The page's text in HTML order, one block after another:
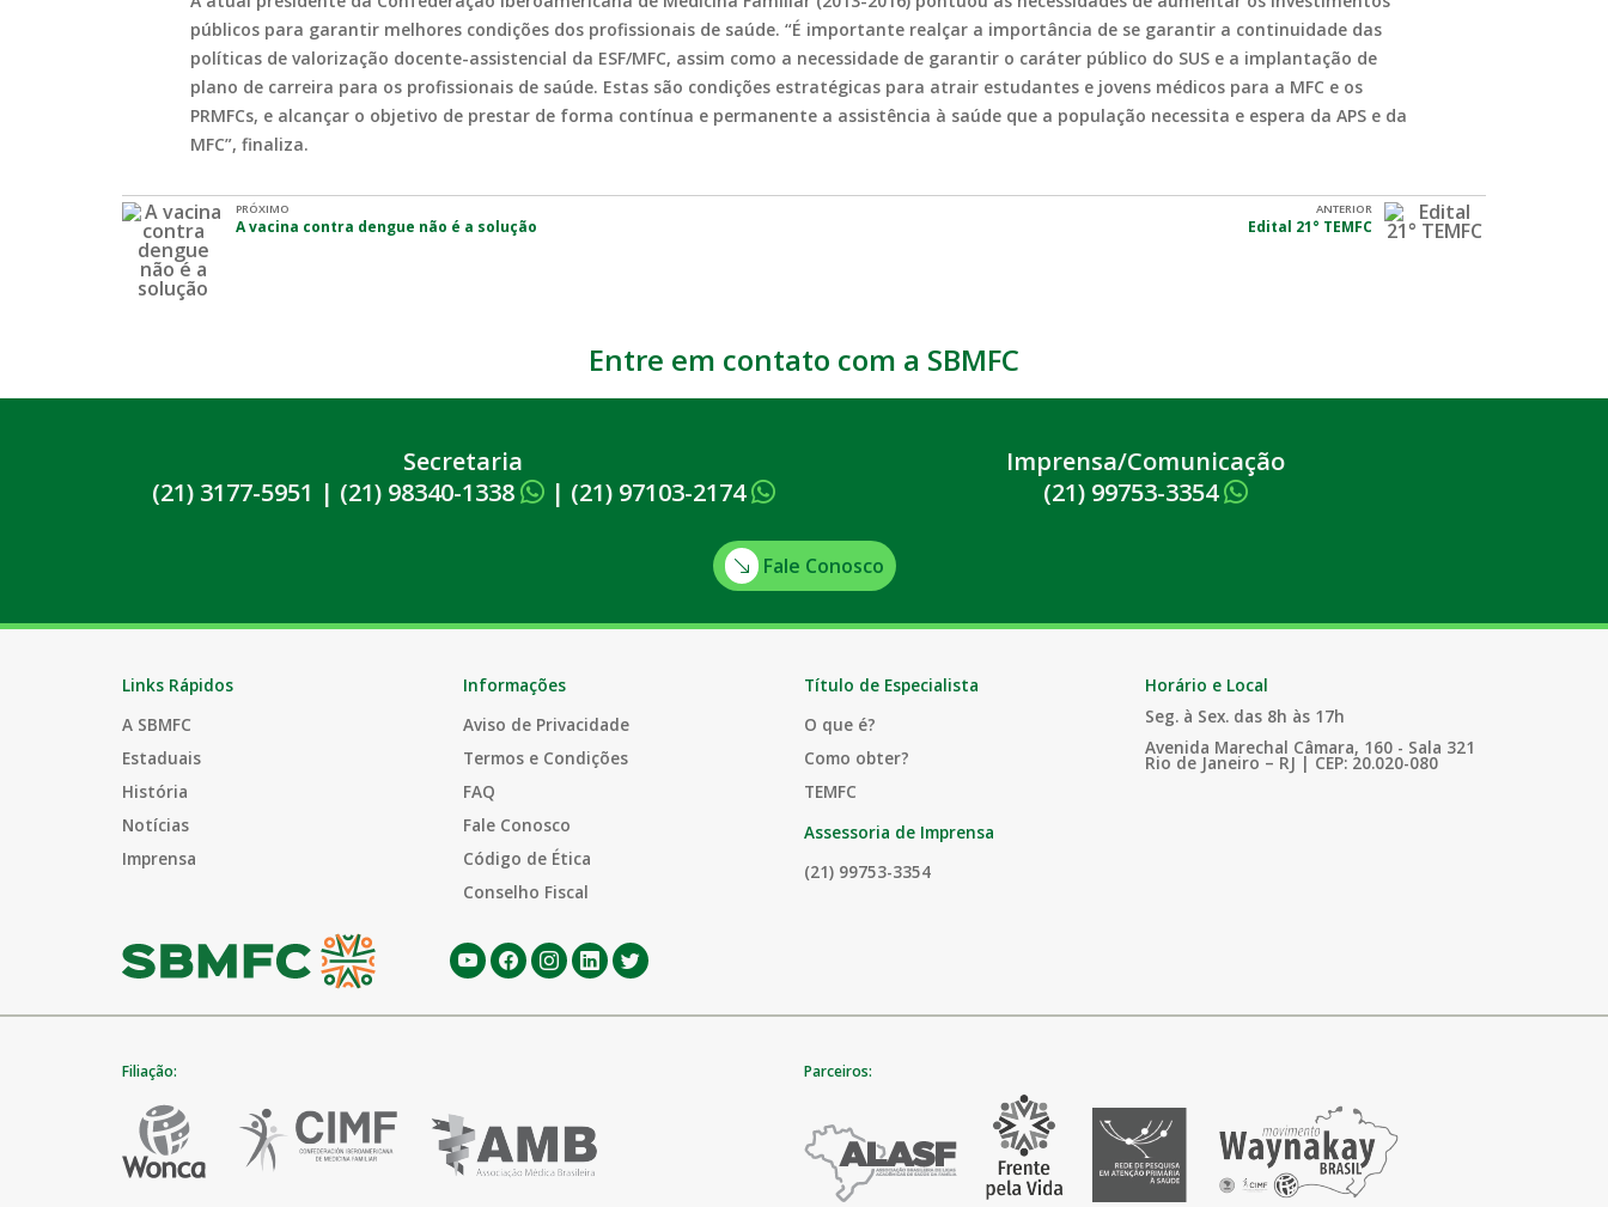
públicos para garantir melhores condições dos profissionais de saúde. “É importante realçar a importância de se garantir a continuidade das
políticas de valorização docente-assistencial da ESF/MFC, assim como a necessidade de garantir o caráter público do SUS e a implantação de
plano de carreira para os profissionais de saúde. Estas são condições estratégicas para atrair estudantes e jovens médicos para a MFC e os
PRMFCs, e alcançar o objetivo de prestar de forma contínua e permanente a assistência à saúde que a população necessita e espera da APS e da
MFC”, finaliza.
PRÓXIMO
A vacina contra dengue não é a solução
ANTERIOR
Edital 21° TEMFC
Entre em contato com a SBMFC
Secretaria
(21) 3177-5951 | (21) 98340-1338 | (21) 97103-2174
Imprensa/Comunicação
(21) 99753-3354
Fale Conosco
Links Rápidos
A SBMFC
Estaduais
História
Notícias
Imprensa
Informações
Aviso de Privacidade
Termos e Condições
FAQ
Fale Conosco
Código de Ética
Conselho Fiscal
Título de Especialista
O que é?
Como obter?
TEMFC
Assessoria de Imprensa
(21) 99753-3354
Horário e Local
Seg. à Sex. das 8h às 17h
Avenida Marechal Câmara, 160 - Sala 321
Rio de Janeiro – RJ | CEP: 20.020-080
Filiação: Parceiros: